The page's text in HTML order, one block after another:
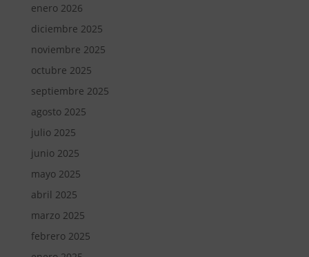
enero 2026
diciembre 2025
noviembre 2025
octubre 2025
septiembre 2025
agosto 2025
julio 2025
junio 2025
mayo 2025
abril 2025
marzo 2025
febrero 2025